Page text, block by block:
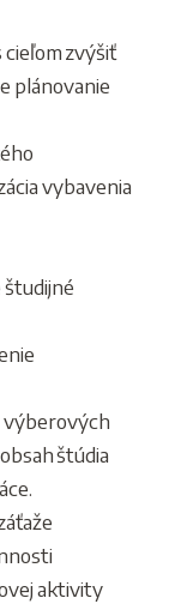
zvýšiť
plánovanie
vybavenia
výberových
štúdia
aktivity